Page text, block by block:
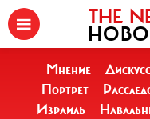
THE
Мнение
Портрет
Израиль